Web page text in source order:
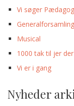
Vi søger Pædagog
Generalforsamling
Musical
1000 tak til jer
Vi er i gang
Nyheder